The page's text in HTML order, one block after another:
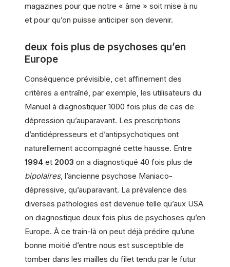
magazines pour que notre « âme » soit mise à nu
et pour qu’on puisse anticiper son devenir.
deux fois plus de psychoses qu’en
Europe
Conséquence prévisible, cet affinement des
critères a entraîné, par exemple, les utilisateurs du
Manuel à diagnostiquer 1000 fois plus de cas de
dépression qu’auparavant. Les prescriptions
d’antidépresseurs et d’antipsychotiques ont
naturellement accompagné cette hausse. Entre
1994 et 2003 on a diagnostiqué 40 fois plus de
bipolaires, l’ancienne psychose Maniaco-
dépressive, qu’auparavant. La prévalence des
diverses pathologies est devenue telle qu’aux USA
on diagnostique deux fois plus de psychoses qu’en
Europe. À ce train-là on peut déjà prédire qu’une
bonne moitié d’entre nous est susceptible de
tomber dans les mailles du filet tendu par le futur